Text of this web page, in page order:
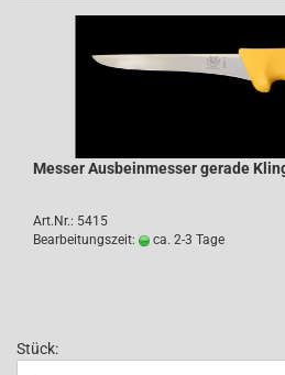
Messer Ausbeinmesser gerade
Art.Nr.: 5415
Bearbeitungszeit:
ca. 2-3 Tage
Stück: